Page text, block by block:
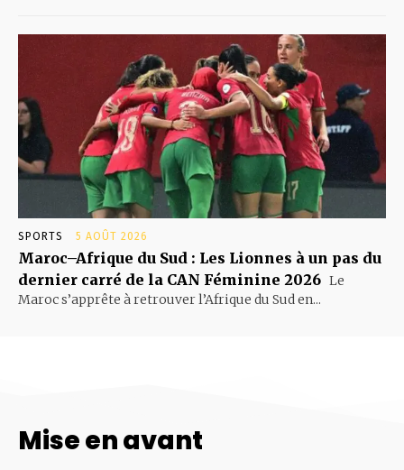
SPORTS 5 AOÛT 2026
Maroc–Afrique du Sud : Les Lionnes à un pas du
dernier carré de la CAN Féminine 2026 Le
Maroc s’apprête à retrouver l’Afrique du Sud en...
Mise en avant